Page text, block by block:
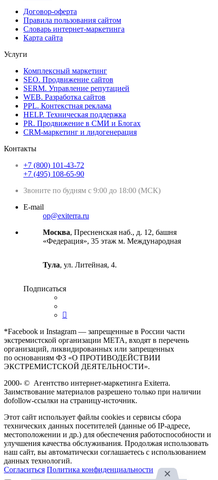
Договор-оферта
Правила пользования сайтом
Словарь интернет-маркетинга
Карта сайта
Услуги
Комплексный маркетинг
SEO. Продвижение сайтов
SERM. Управление репутацией
WEB. Разработка сайтов
PPL. Контекстная реклама
HELP. Техническая поддержка
PR. Продвижение в СМИ и Блогах
CRM-маркетинг и лидогенерация
Контакты
+7 (800) 101-43-72
+7 (495) 108-65-90
Звоните по будням с 9:00 до 18:00 (МСК)
E-mail
op@exiterra.ru
Москва, Пресненская наб., д. 12, башня
«Федерация», 35 этаж м. Международная
Тула, ул. Литейная, 4.
Подписаться
*Facebook и Instagram — запрещенные в России части
экстремистской организации META, входят в перечень
организаций, ликвидированных или запрещенных
по основаниям ФЗ «О ПРОТИВОДЕЙСТВИИ
ЭКСТРЕМИСТСКОЙ ДЕЯТЕЛЬНОСТИ».
2000- © Агентство интернет-маркетинга Exiterra.
Заимствование материалов разрешено только при наличии
dofollow-ссылки на страницу-источник.
Этот сайт использует файлы cookies и сервисы сбора
технических данных посетителей (данные об IP-адресе,
местоположении и др.) для обеспечения работоспособности и
улучшения качества обслуживания. Продолжая использовать
наш сайт, вы автоматически соглашаетесь с использованием
данных технологий.
Согласиться Политика конфиденциальности